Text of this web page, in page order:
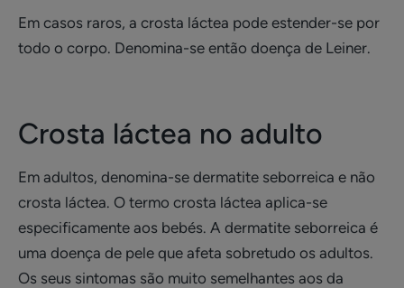
Em casos raros, a crosta láctea pode estender-se por
todo o corpo. Denomina-se então doença de Leiner.
Crosta láctea no adulto
Em adultos, denomina-se dermatite seborreica e não
crosta láctea. O termo crosta láctea aplica-se
especificamente aos bebés. A dermatite seborreica é
uma doença de pele que afeta sobretudo os adultos.
Os seus sintomas são muito semelhantes aos da